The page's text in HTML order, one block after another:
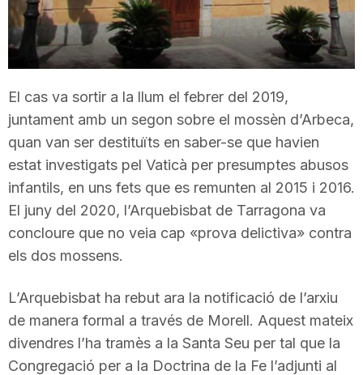
El cas va sortir a la llum el febrer del 2019,
juntament amb un segon sobre el mossèn d’Arbeca,
quan van ser destituïts en saber-se que havien
estat investigats pel Vaticà per presumptes abusos
infantils, en uns fets que es remunten al 2015 i 2016.
El juny del 2020, l’Arquebisbat de Tarragona va
concloure que no veia cap «prova delictiva» contra
els dos mossens.
L’Arquebisbat ha rebut ara la notificació de l’arxiu
de manera formal a través de Morell. Aquest mateix
divendres l’ha tramès a la Santa Seu per tal que la
Congregació per a la Doctrina de la Fe l’adjunti al